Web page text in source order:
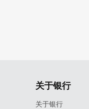
关于银行
关于银行